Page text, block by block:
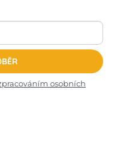
osobních